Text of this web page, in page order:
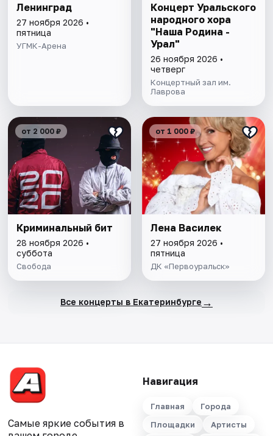
Ленинград
27 ноября 2026 •
пятница
УГМК-Арена
Концерт Уральского
народного хора
"Наша Родина -
Урал"
26 ноября 2026 •
четверг
Концертный зал им.
Лаврова
от 2 000 ₽
Криминальный бит
28 ноября 2026 •
суббота
Свобода
от 1 000 ₽
Лена Василек
27 ноября 2026 •
пятница
ДК «Первоуральск»
Все концерты в Екатеринбурге →
Самые яркие события в
Навигация
Главная
Города
Площадки
Артисты